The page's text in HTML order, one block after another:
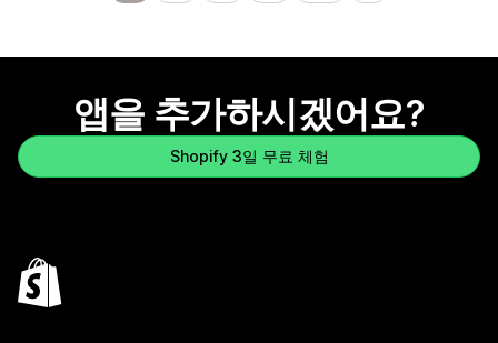
앱을 추가하시겠어요?
Shopify 3일 무료 체험